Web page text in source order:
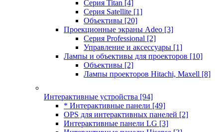
Серия Titan [4]
Серия Satellite [1]
Объективы [20]
Проекционные экраны Adeo [3]
Серия Professional [2]
Управление и аксессуары [1]
Лампы и объективы для проекторов [10]
Объективы [2]
Лампы проекторов Hitachi, Maxell [8]
Интерактивные устройства [94]
* Интерактивные панели [49]
OPS для интерактивных панелей [2]
Интерактивные панели LG [3]